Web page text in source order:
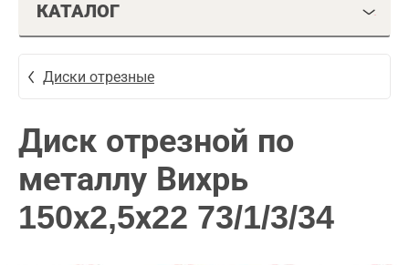
КАТАЛОГ
Диски отрезные
Диск отрезной по
металлу Вихрь
150х2,5х22 73/1/3/34